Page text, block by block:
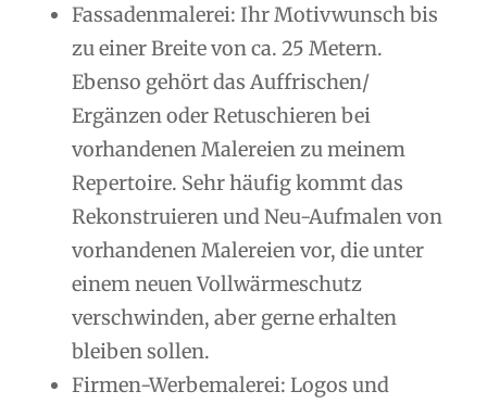
Fassadenmalerei: Ihr Motivwunsch bis
zu einer Breite von ca. 25 Metern.
Ebenso gehört das Auffrischen/
Ergänzen oder Retuschieren bei
vorhandenen Malereien zu meinem
Repertoire. Sehr häufig kommt das
Rekonstruieren und Neu-Aufmalen von
vorhandenen Malereien vor, die unter
einem neuen Vollwärmeschutz
verschwinden, aber gerne erhalten
bleiben sollen.
Firmen-Werbemalerei: Logos und